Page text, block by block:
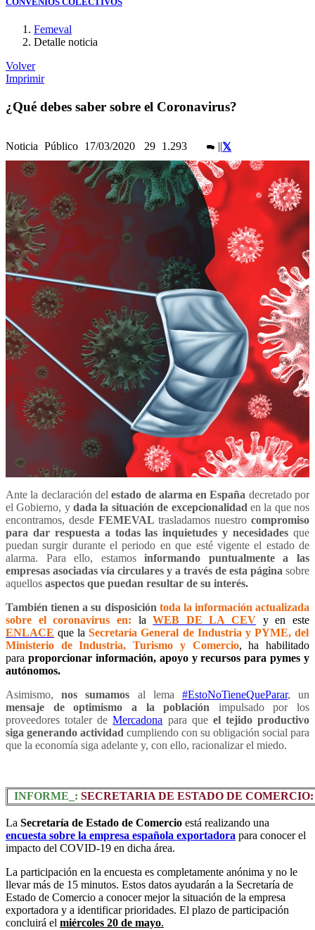
Femeval
Detalle noticia
Volver
Imprimir
¿Qué debes saber sobre el Coronavirus?
Noticia Público 17/03/2020 29 1.293 ||
Ante la declaración delestado de alarma en España decretado por
el Gobierno, ydada la situación de excepcionalidad en la que nos
encontramos, desde FEMEVAL trasladamos nuestrocompromiso
para dar respuesta a todas las inquietudes y necesidades que
puedan surgir durante el periodo en que esté vigente el estado de
alarma. Para ello, estamosinformando puntualmente a las
empresas asociadas vía circulares y a través de esta página sobre
aquellos aspectos que puedan resultar de su interés.
También tienen a su disposición toda la información actualizada
sobre el coronavirus en: laWEB DE LA CEV y en este
ENLACE que la Secretaría General de Industria y PYME, del
Ministerio de Industria, Turismo y Comercio, ha habilitado
para proporcionar información, apoyo y recursos para pymes y
autónomos.
Asimismo,nos sumamos al lema #EstoNoTieneQueParar,un
mensaje de optimismo a la población impulsado por los
proveedores totaler deMercadona para queel tejido productivo
siga generando actividad cumpliendo con su obligación social para
que la economía siga adelante y, con ello, racionalizar el miedo.
INFORME_: SECRETARIA DE ESTADO DE COMERCIO:
La Secretaría de Estado de Comercio está realizando una
encuesta sobre la empresa española exportadora para conocer el
impacto del COVID-19 en dicha área.
La participación en la encuesta es completamente anónima y no le
llevar más de 15 minutos. Estos datos ayudarán a la Secretaría de
Estado de Comercio a conocer mejor la situación de la empresa
exportadora y a identificar prioridades. El plazo de participación
concluirá el miércoles 20 de mayo.